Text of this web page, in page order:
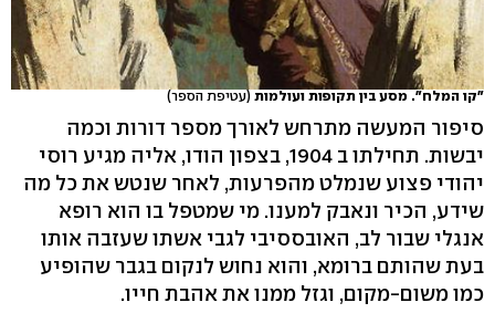
"קו המלח". מסע בין תקופות ועולמות(עטיפת הספר)
סיפור המעשה מתרחש לאורך מספר דורות וכמה
יבשות. תחילתו ב 1904, בצפון הודו, אליה מגיע רוסי
יהודי פצוע שנמלט מהפרעות, לאחר שנטש את כל מה
שידע, הכיר ונאבק למענו. מי שמטפל בו הוא רופא
אנגלי שבור לב, האובססיבי לגבי אשתו שעזבה אותו
בעת שהותם ברומא, והוא נחוש לנקום בגבר שהופיע
כמו משום-מקום, וגזל ממנו את אהבת חייו.